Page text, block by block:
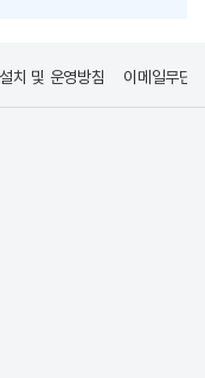
치 및 운영방침 이메일무단